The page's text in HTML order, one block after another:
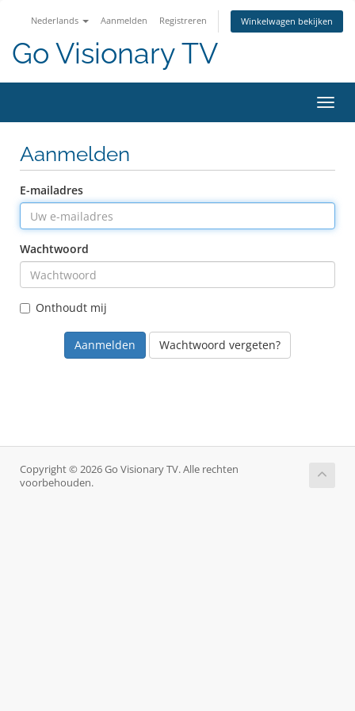
Nederlands Aanmelden Registreren Winkelwagen bekijken
Go Visionary TV
Aanmelden
E-mailadres
Wachtwoord
Onthoudt mij
Wachtwoord vergeten?
Copyright © 2026 Go Visionary TV. Alle rechten
voorbehouden.